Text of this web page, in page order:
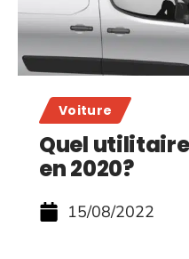
Voiture
Quel
en 2020?
15/08/2022